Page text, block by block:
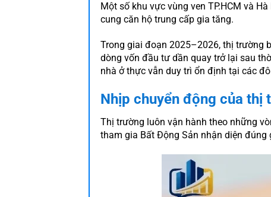
Một số khu vực vùng ven TP.HCM và
cung căn hộ trung cấp gia tăng.
Trong giai đoạn 2025–2026, thị trường
dòng vốn đầu tư dần quay trở lại sau
nhà ở thực vẫn duy trì ổn định tại các
Nhịp chuyển động của thị
Thị trường luôn vận hành theo những
tham gia Bất Động Sản nhận diện